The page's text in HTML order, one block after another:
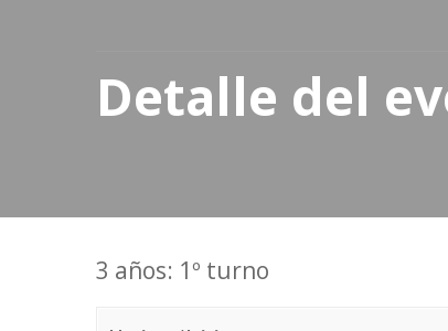
Detalle del
3 años: 1º turno